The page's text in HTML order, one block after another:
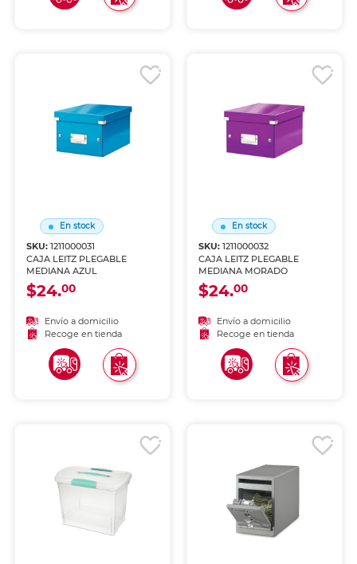
En stock
SKU:1211000031
CAJA LEITZ PLEGABLE
MEDIANA AZUL
$24.00
Envío a domicilio
Recoge en tienda
En stock
SKU: 1211000032
CAJA LEITZ PLEGABLE
MEDIANA MORADO
$24.00
Envío a domicilio
Recoge en tienda